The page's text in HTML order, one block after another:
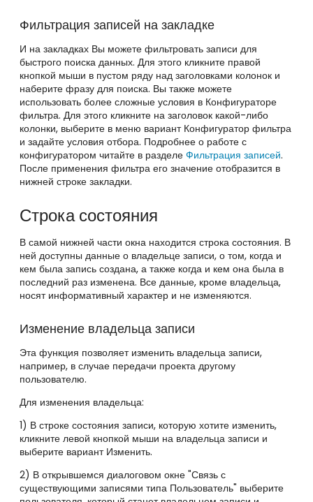
Фильтрация записей на закладке
И на закладках Вы можете фильтровать записи для
быстрого поиска данных. Для этого кликните правой
кнопкой мыши в пустом ряду над заголовками колонок и
наберите фразу для поиска. Вы также можете
использовать более сложные условия в Конфигураторе
фильтра. Для этого кликните на заголовок какой-либо
колонки, выберите в меню вариант Конфигуратор фильтра
и задайте условия отбора. Подробнее о работе с
конфигуратором читайте в разделе Фильтрация записей.
После применения фильтра его значение отобразится в
нижней строке закладки.
Строка состояния
В самой нижней части окна находится строка состояния. В
ней доступны данные о владельце записи, о том, когда и
кем была запись создана, а также когда и кем она была в
последний раз изменена. Все данные, кроме владельца,
носят информативный характер и не изменяются.
Изменение владельца записи
Эта функция позволяет изменить владельца записи,
например, в случае передачи проекта другому
пользователю.
Для изменения владельца:
1) В строке состояния записи, которую хотите изменить,
кликните левой кнопкой мыши на владельца записи и
выберите вариант Изменить.
2) В открывшемся диалоговом окне "Связь с
существующими записями типа Пользователь" выберите